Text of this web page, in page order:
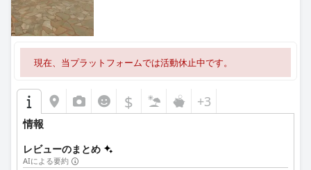
現在、当プラットフォームでは活動休止中です。
$ +3
情報
レビューのまとめ
AIによる要約